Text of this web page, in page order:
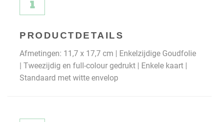
PRODUCTDETAILS
Afmetingen: 11,7 x 17,7 cm | Enkelzijdige Goudfolie
| Tweezijdig en full-colour gedrukt | Enkele kaart |
Standaard met witte envelop